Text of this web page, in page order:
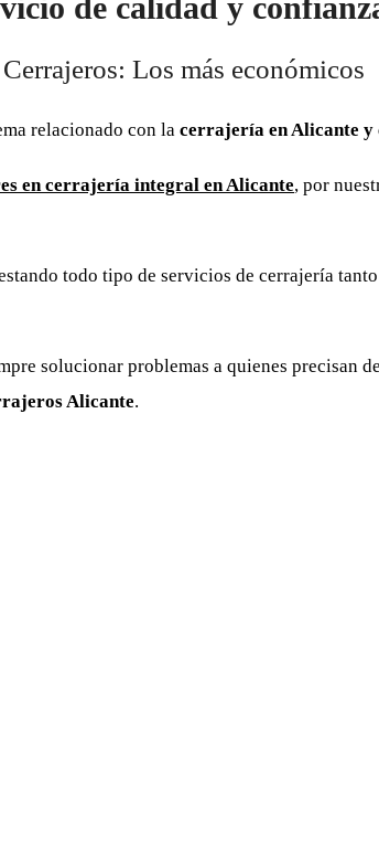
de calidad y
Los más económicos
relacionado con la cerrajería en Alicante y
en cerrajería integral en Alicante, por
todo tipo de servicios de cerrajería
solucionar problemas a quienes precisan
Alicante.